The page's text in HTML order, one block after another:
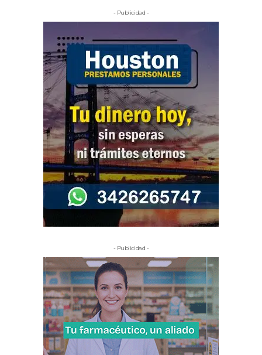
- Publicidad -
- Publicidad -